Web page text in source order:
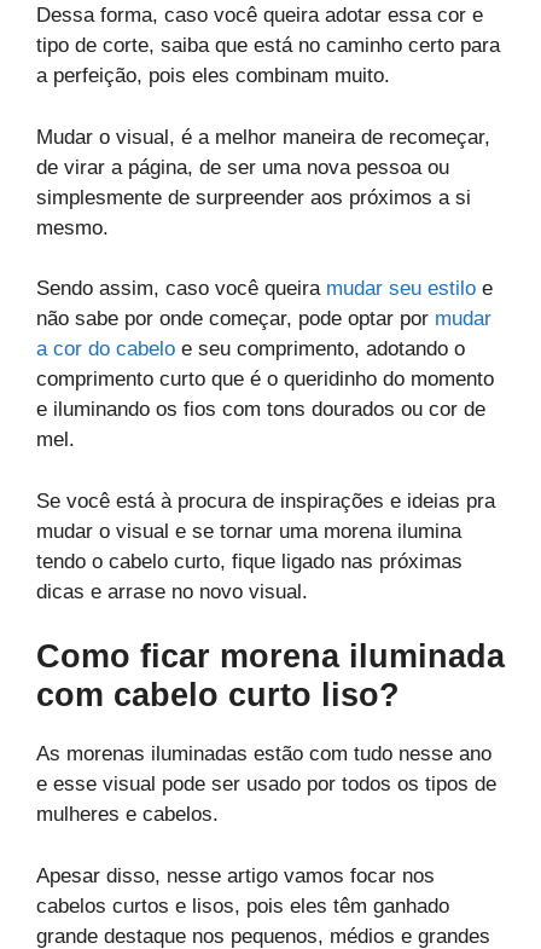
Dessa forma, caso você queira adotar essa cor e
tipo de corte, saiba que está no caminho certo para
a perfeição, pois eles combinam muito.
Mudar o visual, é a melhor maneira de recomeçar,
de virar a página, de ser uma nova pessoa ou
simplesmente de surpreender aos próximos a si
mesmo.
Sendo assim, caso você queira mudar seu estilo e
não sabe por onde começar, pode optar por mudar
a cor do cabelo e seu comprimento, adotando o
comprimento curto que é o queridinho do momento
e iluminando os fios com tons dourados ou cor de
mel.
Se você está à procura de inspirações e ideias pra
mudar o visual e se tornar uma morena ilumina
tendo o cabelo curto, fique ligado nas próximas
dicas e arrase no novo visual.
Como ficar morena iluminada
com cabelo curto liso?
As morenas iluminadas estão com tudo nesse ano
e esse visual pode ser usado por todos os tipos de
mulheres e cabelos.
Apesar disso, nesse artigo vamos focar nos
cabelos curtos e lisos, pois eles têm ganhado
grande destaque nos pequenos, médios e grandes